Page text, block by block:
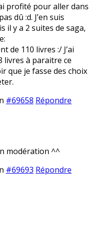
profité pour aller dans
dû :d. J’en suis
il y a 2 suites de saga,
de 110 livres :/ J’ai
livres à paraitre ce
que je fasse des choix
#69658 Répondre
modération ^^
#69693 Répondre